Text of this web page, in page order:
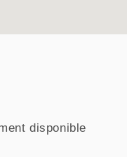
disponible